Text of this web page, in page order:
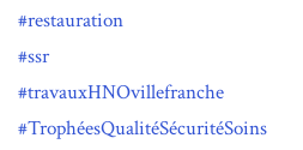
restauration
ssr
travauxHNOvillefranche
TrophéesQualitéSécuritéSoins